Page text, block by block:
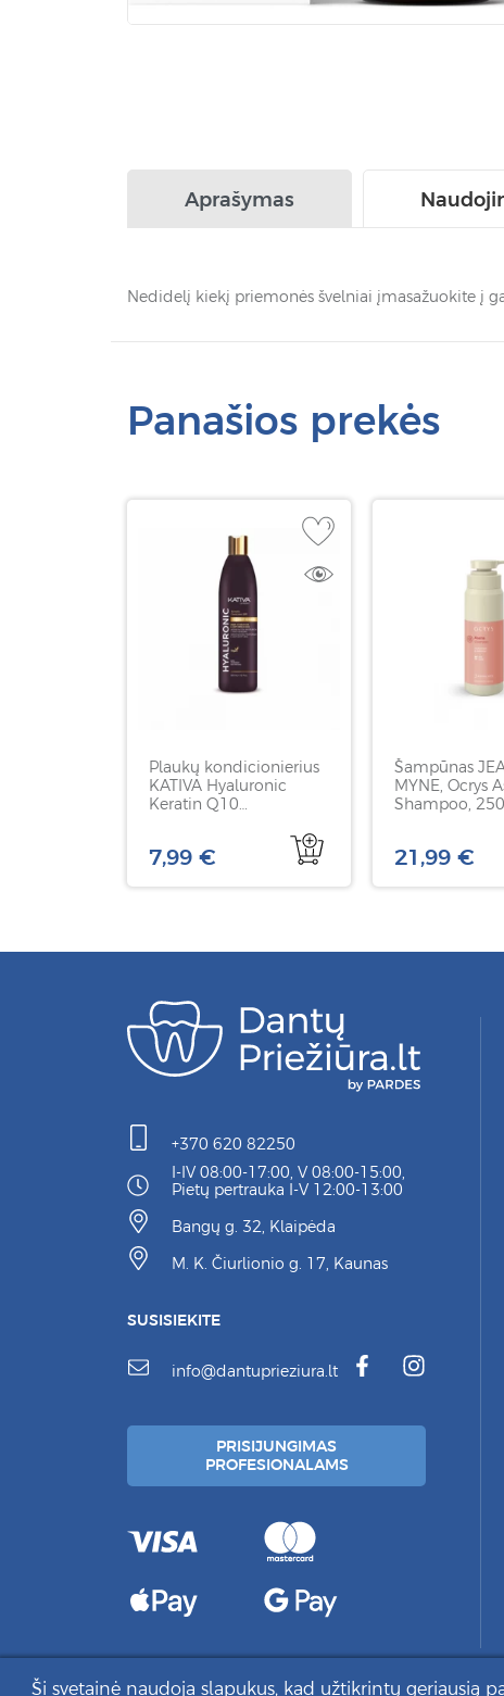
Ši svetainė naudoja slapukus, kad užtikrintų geriausią
Aprašymas
Nedidelį kiekį priemonės švelniai įmasažuokite į
Panašios prekės
Plaukų kondicionierius
KATIVA Hyaluronic
Keratin Q10
7,99 €
Šampūnas
MYNE, Ocrys
Shampoo,
21,99 €
+370 620 82250
I-IV 08:00-17:00, V 08:00-15:00,
Pietų pertrauka I-V 12:00-13:00
Bangų g. 32, Klaipėda
M. K. Čiurlionio g. 17, Kaunas
SUSISIEKITE
info@dantuprieziura.lt
PRISIJUNGIMAS
PROFESIONALAMS